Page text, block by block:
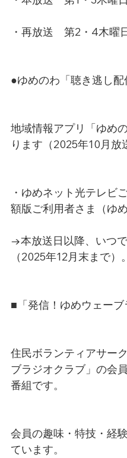
・再放送　第2・4木曜
●ゆめのわ「聴き逃し配
地域情報アプリ「ゆめ
ります（2025年10月放
・ゆめネット光テレビ
額版ご利用者さま（ゆ
→本放送日以降、いつ
（2025年12月末まで）。
■「発信！ゆめウェー
住民ボランティアサー
ブラジオクラブ」の会
番組です。
会員の趣味・特技・経
ています。